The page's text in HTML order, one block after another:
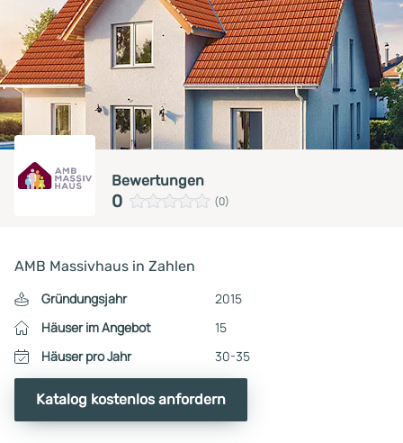
Bewertungen
0 (0)
AMB Massivhaus in Zahlen
Gründungsjahr
2015
Häuser im Angebot
15
Häuser pro Jahr
30-35
Katalog kostenlos anfordern